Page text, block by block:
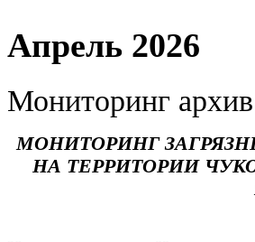
Апрель 2026
Мониторинг
МОНИТОРИНГ
НА ТЕРРИТОРИИ